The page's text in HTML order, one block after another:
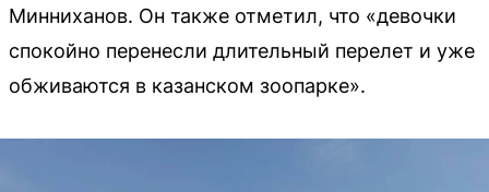
Минниханов. Он также отметил, что «девочки
спокойно перенесли длительный перелет и уже
обживаются в казанском зоопарке».